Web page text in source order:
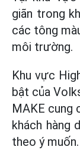
giãn trong
các tông
môi trường.
Khu vực
bật của
MAKE cung
khách hàng
theo ý muốn.